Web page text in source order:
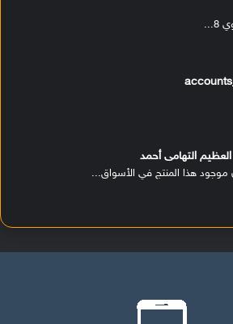
التهامى أحمد
هذا المنتج في الأسواق...